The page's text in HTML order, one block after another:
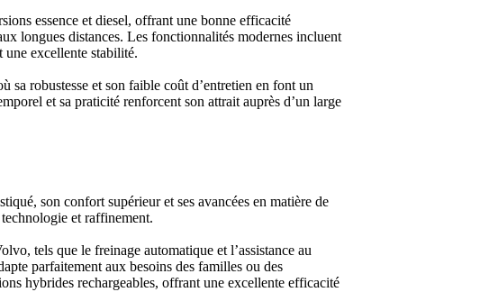
essence et diesel, offrant une bonne efficacité
longues distances. Les fonctionnalités modernes incluent
une excellente stabilité.
sa robustesse et son faible coût d’entretien en font un
et sa praticité renforcent son attrait auprès d’un large
son confort supérieur et ses avancées en matière de
et raffinement.
tels que le freinage automatique et l’assistance au
parfaitement aux besoins des familles ou des
hybrides rechargeables, offrant une excellente efficacité